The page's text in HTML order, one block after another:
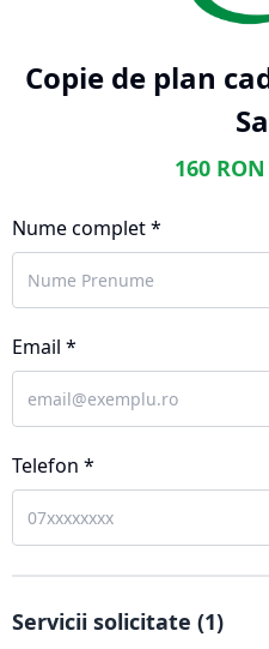
Copie de plan
160RON
Nume complet *
Email *
Telefon *
Servicii solicitate (1)